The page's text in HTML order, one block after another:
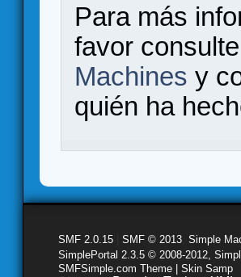
Para más
favor
Machines y
quién ha
SMF 2.0.15 SMF © 2013 Simple
SimplePortal 2.3.5 © 2008-2012,
SMFSimple.com Theme | Skin Samp